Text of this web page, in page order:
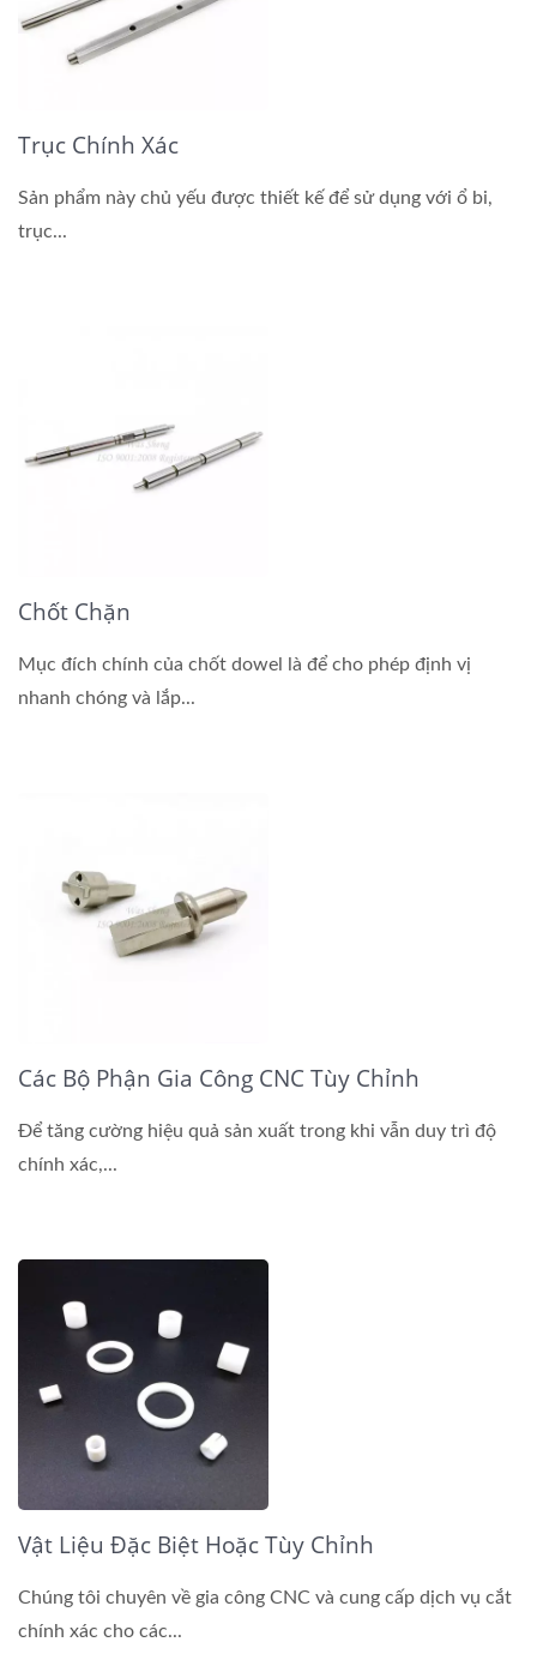
Trục Chính Xác
Sản phẩm này chủ yếu được thiết kế để sử dụng với ổ bi,
trục...
Chốt Chặn
Mục đích chính của chốt dowel là để cho phép định vị
nhanh chóng và lắp...
Các Bộ Phận Gia Công CNC Tùy Chỉnh
Để tăng cường hiệu quả sản xuất trong khi vẫn duy trì độ
chính xác,...
Vật Liệu Đặc Biệt Hoặc Tùy Chỉnh
Chúng tôi chuyên về gia công CNC và cung cấp dịch vụ cắt
chính xác cho các...